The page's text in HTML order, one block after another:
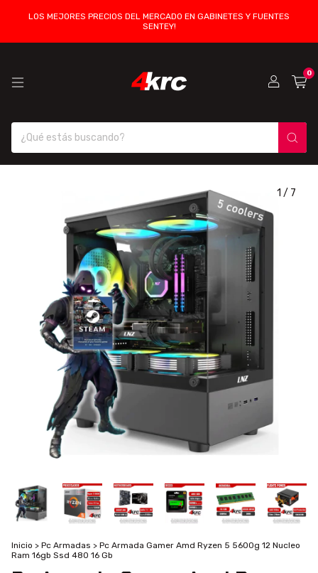
LOS MEJORES PRECIOS DEL MERCADO EN GABINETES Y FUENTES
SENTEY!
0
1 / 7
Inicio > Pc Armadas > Pc Armada Gamer Amd Ryzen 5 5600g 12 Nucleo
Ram 16gb Ssd 480 16 Gb